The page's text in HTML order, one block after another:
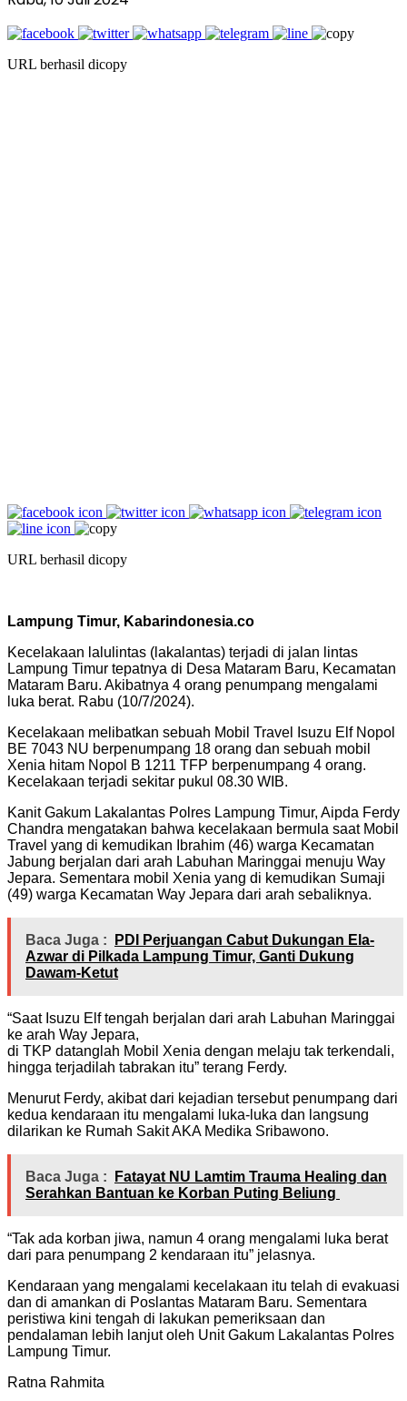
URL berhasil dicopy
URL berhasil dicopy
Lampung Timur, Kabarindonesia.co
Kecelakaan lalulintas (lakalantas) terjadi di jalan lintas
Lampung Timur tepatnya di Desa Mataram Baru, Kecamatan
Mataram Baru. Akibatnya 4 orang penumpang mengalami
luka berat. Rabu (10/7/2024).
Kecelakaan melibatkan sebuah Mobil Travel Isuzu Elf Nopol
BE 7043 NU berpenumpang 18 orang dan sebuah mobil
Xenia hitam Nopol B 1211 TFP berpenumpang 4 orang.
Kecelakaan terjadi sekitar pukul 08.30 WIB.
Kanit Gakum Lakalantas Polres Lampung Timur, Aipda Ferdy
Chandra mengatakan bahwa kecelakaan bermula saat Mobil
Travel yang di kemudikan Ibrahim (46) warga Kecamatan
Jabung berjalan dari arah Labuhan Maringgai menuju Way
Jepara. Sementara mobil Xenia yang di kemudikan Sumaji
(49) warga Kecamatan Way Jepara dari arah sebaliknya.
Baca Juga :
PDI Perjuangan Cabut Dukungan Ela-
Azwar di Pilkada Lampung Timur, Ganti Dukung
Dawam-Ketut
“Saat Isuzu Elf tengah berjalan dari arah Labuhan Maringgai
ke arah Way Jepara,
di TKP datanglah Mobil Xenia dengan melaju tak terkendali,
hingga terjadilah tabrakan itu” terang Ferdy.
Menurut Ferdy, akibat dari kejadian tersebut penumpang dari
kedua kendaraan itu mengalami luka-luka dan langsung
dilarikan ke Rumah Sakit AKA Medika Sribawono.
Baca Juga :
Fatayat NU Lamtim Trauma Healing dan
Serahkan Bantuan ke Korban Puting Beliung
“Tak ada korban jiwa, namun 4 orang mengalami luka berat
dari para penumpang 2 kendaraan itu” jelasnya.
Kendaraan yang mengalami kecelakaan itu telah di evakuasi
dan di amankan di Poslantas Mataram Baru. Sementara
peristiwa kini tengah di lakukan pemeriksaan dan
pendalaman lebih lanjut oleh Unit Gakum Lakalantas Polres
Lampung Timur.
Ratna Rahmita